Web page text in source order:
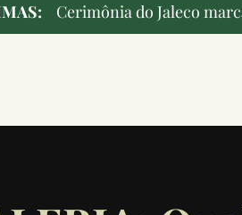
Cerimônia do Jaleco